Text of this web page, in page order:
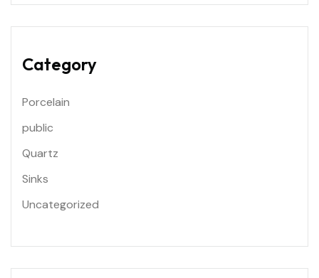
Category
Porcelain
public
Quartz
Sinks
Uncategorized